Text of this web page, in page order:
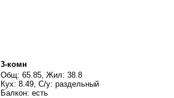
3-комн
Общ: 65.85, Жил: 38.8
Кух: 8.49, С/у: раздельный
Балкон: есть